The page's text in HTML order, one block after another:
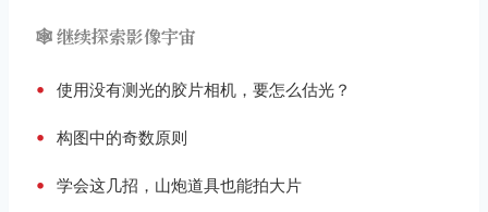
🕸️ 继续探索影像宇宙
• 使用没有测光的胶片相机，要怎么估光？
• 构图中的奇数原则
• 学会这几招，山炮道具也能拍大片